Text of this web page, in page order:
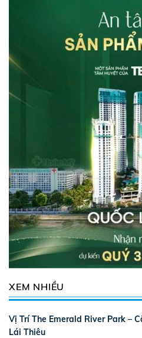
XEM NHIỀU
Vị Trí The Emerald River Park –
Lái Thiêu